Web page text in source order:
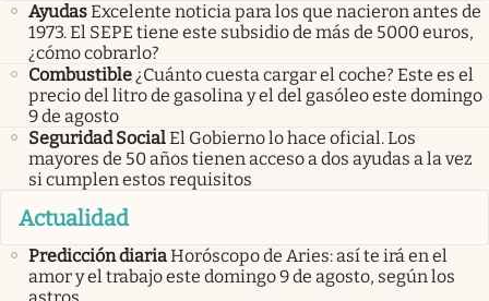
AyudasExcelente noticia para los que nacieron antes de
1973. El SEPE tiene este subsidio de más de 5000 euros,
¿cómo cobrarlo?
Combustible¿Cuánto cuesta cargar el coche? Este es el
precio del litro de gasolina y el del gasóleo este domingo
9 de agosto
Seguridad SocialEl Gobierno lo hace oficial. Los
mayores de 50 años tienen acceso a dos ayudas a la vez
si cumplen estos requisitos
Actualidad
Predicción diariaHoróscopo de Aries: así te irá en el
amor y el trabajo este domingo 9 de agosto, según los